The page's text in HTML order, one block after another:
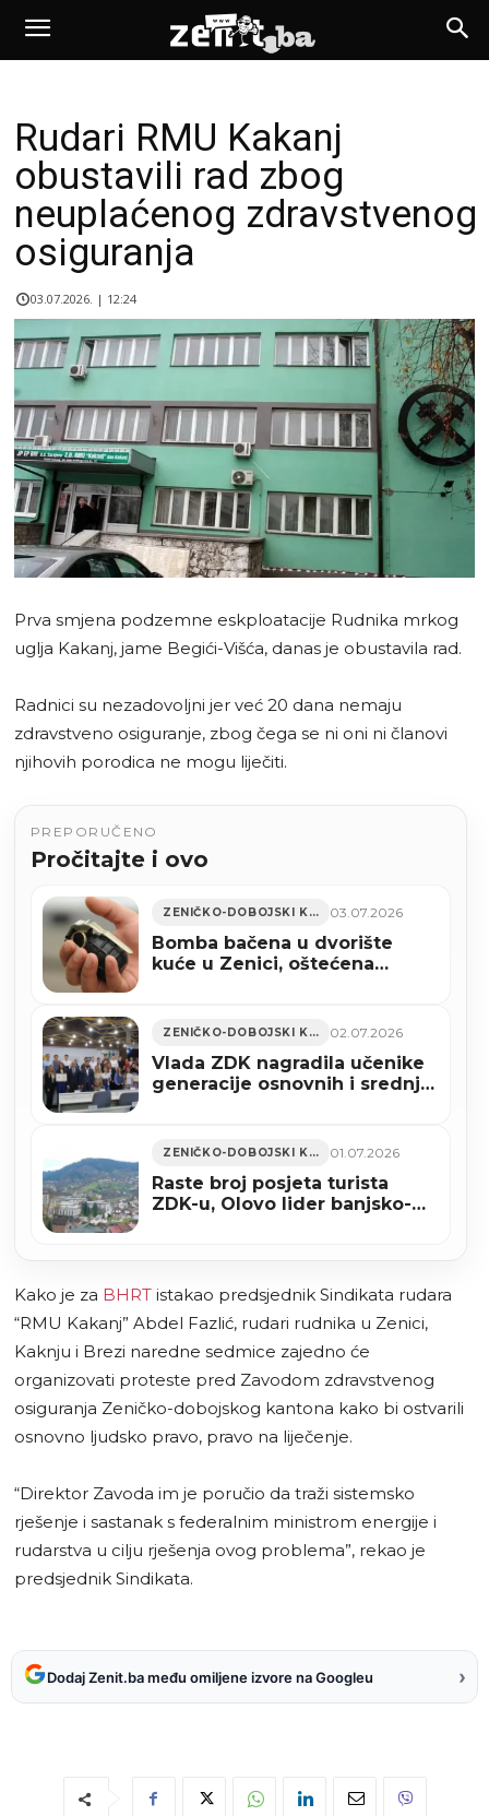
Rudari RMU Kakanj
obustavili rad zbog
neuplaćenog zdravstvenog
osiguranja
03.07.2026. | 12:24
Prva smjena podzemne eskploatacije Rudnika mrkog
uglja Kakanj, jame Begići-Višća, danas je obustavila rad.
Radnici su nezadovoljni jer već 20 dana nemaju
zdravstveno osiguranje, zbog čega se ni oni ni članovi
njihovih porodica ne mogu liječiti.
PREPORUČENO
Pročitajte i ovo
ZENIČKO-DOBOJSKI KANTON 03.07.2026
Bomba bačena u dvorište
kuće u Zenici, oštećena
ZENIČKO-DOBOJSKI KANTON 02.07.2026
Vlada ZDK nagradila učenike
generacije osnovnih i srednjih
ZENIČKO-DOBOJSKI KANTON 01.07.2026
Raste broj posjeta turista
ZDK-u, Olovo lider banjsko-
Kako je za BHRT istakao predsjednik Sindikata rudara
“RMU Kakanj” Abdel Fazlić, rudari rudnika u Zenici,
Kaknju i Brezi naredne sedmice zajedno će
organizovati proteste pred Zavodom zdravstvenog
osiguranja Zeničko-dobojskog kantona kako bi ostvarili
osnovno ljudsko pravo, pravo na liječenje.
“Direktor Zavoda im je poručio da traži sistemsko
rješenje i sastanak s federalnim ministrom energije i
rudarstva u cilju rješenja ovog problema”, rekao je
predsjednik Sindikata.
Dodaj Zenit.ba među omiljene izvore na Googleu ›